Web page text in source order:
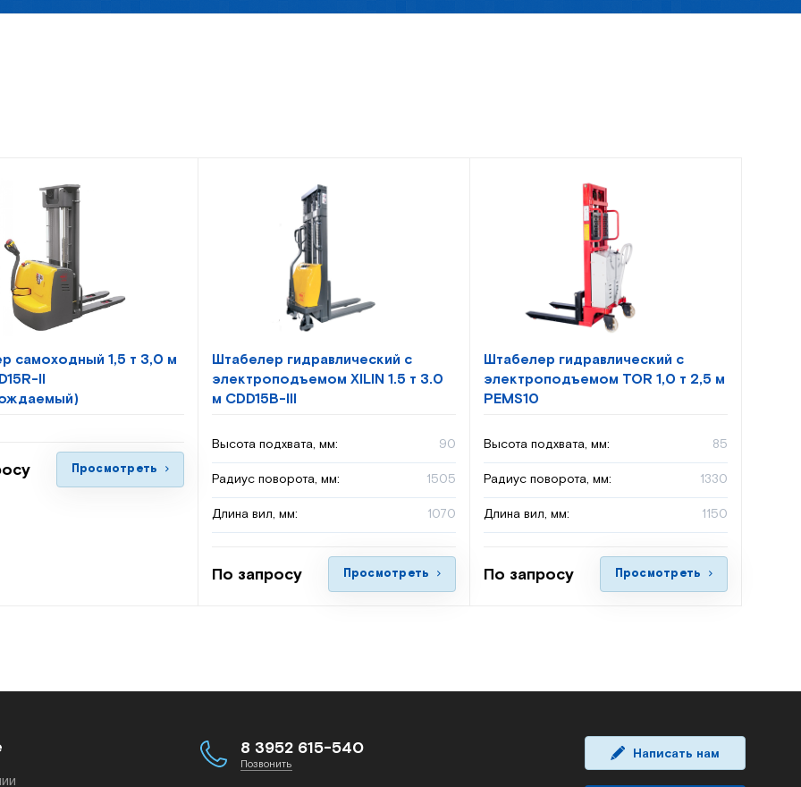
самоходный 1,5 т 3,0 м
II
Просмотреть
Штабелер гидравлический с
электроподъемом XILIN 1.5 т 3.0
м CDD15B-III
Высота подхвата, мм: 90
Радиус поворота, мм: 1505
Длина вил, мм: 1070
По запросу Просмотреть
Штабелер гидравлический с
электроподъемом TOR 1,0 т 2,5 м
PEMS10
Высота подхвата, мм: 85
Радиус поворота, мм: 1330
Длина вил, мм: 1150
По запросу Просмотреть
8 3952 615-540
Позвонить
Написать нам